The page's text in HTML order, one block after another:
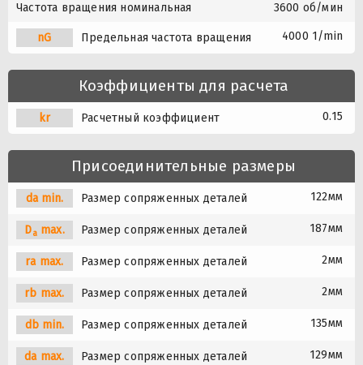
Частота вращения номинальная 3600 об/мин
nG Предельная частота вращения 4000 1/min
Коэффициенты для расчета
kr Расчетный коэффициент 0.15
Присоединительные размеры
da min. Размер сопряженных деталей 122мм
Damax. Размер сопряженных деталей 187мм
ra max. Размер сопряженных деталей 2мм
rb max. Размер сопряженных деталей 2мм
db min. Размер сопряженных деталей 135мм
da max. Размер сопряженных деталей 129мм